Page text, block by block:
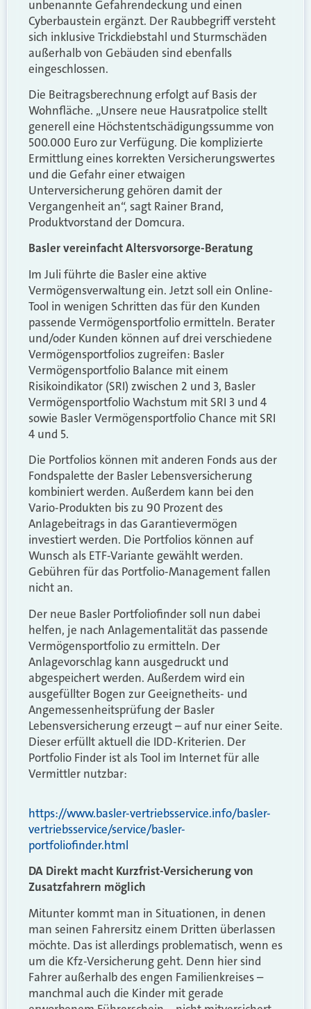
unbenannte Gefahrendeckung und einen
Cyberbaustein ergänzt. Der Raubbegriff versteht
sich inklusive Trickdiebstahl und Sturmschäden
außerhalb von Gebäuden sind ebenfalls
eingeschlossen.
Die Beitragsberechnung erfolgt auf Basis der
Wohnfläche. „Unsere neue Hausratpolice stellt
generell eine Höchstentschädigungssumme von
500.000 Euro zur Verfügung. Die komplizierte
Ermittlung eines korrekten Versicherungswertes
und die Gefahr einer etwaigen
Unterversicherung gehören damit der
Vergangenheit an“, sagt Rainer Brand,
Produktvorstand der Domcura.
Basler vereinfacht Altersvorsorge-Beratung
Im Juli führte die Basler eine aktive
Vermögensverwaltung ein. Jetzt soll ein Online-
Tool in wenigen Schritten das für den Kunden
passende Vermögensportfolio ermitteln. Berater
und/oder Kunden können auf drei verschiedene
Vermögensportfolios zugreifen: Basler
Vermögensportfolio Balance mit einem
Risikoindikator (SRI) zwischen 2 und 3, Basler
Vermögensportfolio Wachstum mit SRI 3 und 4
sowie Basler Vermögensportfolio Chance mit SRI
4 und 5.
Die Portfolios können mit anderen Fonds aus der
Fondspalette der Basler Lebensversicherung
kombiniert werden. Außerdem kann bei den
Vario-Produkten bis zu 90 Prozent des
Anlagebeitrags in das Garantievermögen
investiert werden. Die Portfolios können auf
Wunsch als ETF-Variante gewählt werden.
Gebühren für das Portfolio-Management fallen
nicht an.
Der neue Basler Portfoliofinder soll nun dabei
helfen, je nach Anlagementalität das passende
Vermögensportfolio zu ermitteln. Der
Anlagevorschlag kann ausgedruckt und
abgespeichert werden. Außerdem wird ein
ausgefüllter Bogen zur Geeignetheits- und
Angemessenheitsprüfung der Basler
Lebensversicherung erzeugt – auf nur einer Seite.
Dieser erfüllt aktuell die IDD-Kriterien. Der
Portfolio Finder ist als Tool im Internet für alle
Vermittler nutzbar:
https://www.basler-vertriebsservice.info/basler-
vertriebsservice/service/basler-
portfoliofinder.html
DA Direkt macht Kurzfrist-Versicherung von
Zusatzfahrern möglich
Mitunter kommt man in Situationen, in denen
man seinen Fahrersitz einem Dritten überlassen
möchte. Das ist allerdings problematisch, wenn es
um die Kfz-Versicherung geht. Denn hier sind
Fahrer außerhalb des engen Familienkreises –
manchmal auch die Kinder mit gerade